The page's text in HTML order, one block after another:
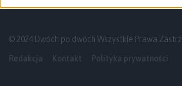
© 2024 Dwóch po dwóch Wszystkie Prawa
Redakcja Kontakt Polityka prywatności